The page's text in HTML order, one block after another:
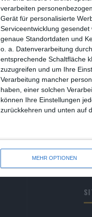
verarbeiten
Gerät für personalisierte
Serviceentwicklung gesendet
genaue Standortdaten und
o. a. Datenverarbeitung
entsprechende Schaltfläche
zuzugreifen und um Ihre
Verarbeitung mancher
haben, einer solchen
können Ihre Einstellungen
zurückkehren und unten auf
MEHR OPTIONEN